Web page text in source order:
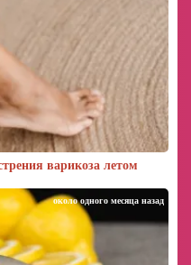
варикоза летом
около одного месяца назад